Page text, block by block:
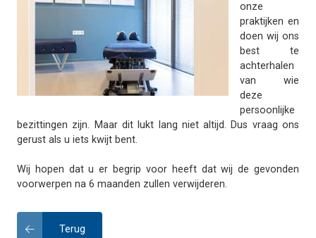
onze
praktijken en
doen wij ons
best te
achterhalen
van wie
deze
persoonlijke
bezittingen zijn. Maar dit lukt lang niet altijd. Dus vraag ons
gerust als u iets kwijt bent.
Wij hopen dat u er begrip voor heeft dat wij de gevonden
voorwerpen na 6 maanden zullen verwijderen.
Terug